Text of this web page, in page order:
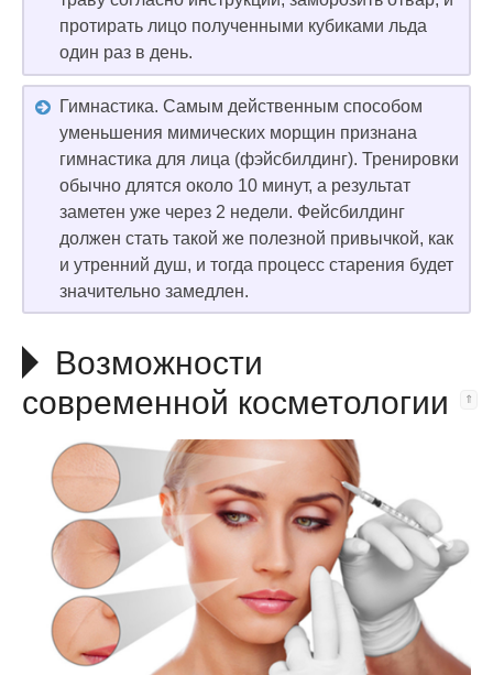
протирать лицо полученными кубиками льда
один раз в день.
Гимнастика. Самым действенным способом
уменьшения мимических морщин признана
гимнастика для лица (фэйсбилдинг). Тренировки
обычно длятся около 10 минут, а результат
заметен уже через 2 недели. Фейсбилдинг
должен стать такой же полезной привычкой, как
и утренний душ, и тогда процесс старения будет
значительно замедлен.
Возможности
современной косметологии